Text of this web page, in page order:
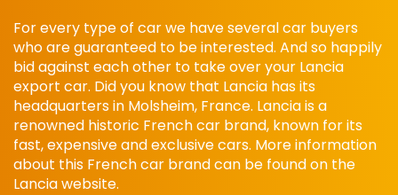
For every type of car we have several car buyers
who are guaranteed to be interested. And so happily
bid against each other to take over your Lancia
export car. Did you know that Lancia has its
headquarters in Molsheim, France. Lancia is a
renowned historic French car brand, known for its
fast, expensive and exclusive cars. More information
about this French car brand can be found on the
Lancia website.